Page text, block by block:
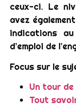
ceux-ci. Le
avez
indications
d’emploi de
Focus sur le
Un tour de
Tout